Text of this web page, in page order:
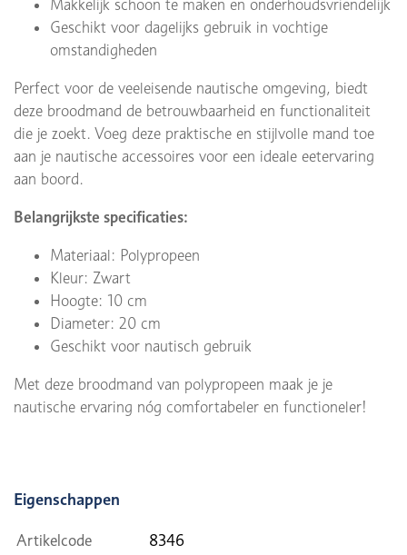
Makkelijk schoon te maken en onderhoudsvriendelijk
Geschikt voor dagelijks gebruik in vochtige
omstandigheden
Perfect voor de veeleisende nautische omgeving, biedt
deze broodmand de betrouwbaarheid en functionaliteit
die je zoekt. Voeg deze praktische en stijlvolle mand toe
aan je nautische accessoires voor een ideale eetervaring
aan boord.
Belangrijkste specificaties:
Materiaal: Polypropeen
Kleur: Zwart
Hoogte: 10 cm
Diameter: 20 cm
Geschikt voor nautisch gebruik
Met deze broodmand van polypropeen maak je je
nautische ervaring nóg comfortabeler en functioneler!
Eigenschappen
Artikelcode 8346